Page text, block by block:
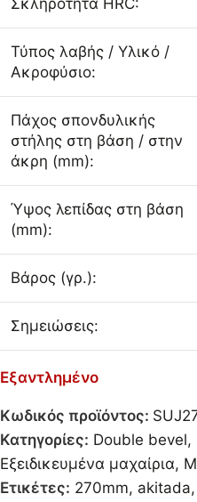
Σκληρότητα HRC:
Τύπος λαβής / Υλικό /
Ακροφύσιο:
Πάχος σπονδυλικής
στήλης στη βάση / στην
άκρη (mm):
Ύψος λεπίδας στη βάση
(mm):
Βάρος (γρ.):
Σημειώσεις:
Εξαντλημένο
Κωδικός προϊόντος:
Κατηγορίες: Double bevel,
Εξειδικευμένα μαχαίρια,
Ετικέτες: 270mm, akitada,